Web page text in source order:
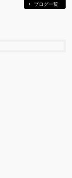
ブログ一覧